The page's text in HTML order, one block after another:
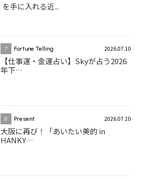
を手に入れる近...
7 Fortune Telling 2026.07.10
【仕事運・金運占い】Skyが占う2026
年下…
8 Present 2026.07.10
大阪に再び！「あいたい美的 in
HANKY…